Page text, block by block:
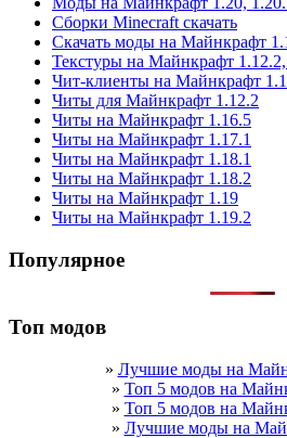
Сборки Minecraft скачать
Скачать моды на Майнкрафт
Текстуры на Майнкрафт
Чит-клиенты на Майнкрафт
Читы для Майнкрафт 1.12.2
Читы на Майнкрафт 1.16.5
Читы на Майнкрафт 1.17.1
Читы на Майнкрафт 1.18.1
Читы на Майнкрафт 1.18.2
Читы на Майнкрафт 1.19
Читы на Майнкрафт 1.19.2
Популярное
Топ модов
» Лучшие моды на
» Топ 5 модов на
» Топ 5 модов на
» Лучшие моды на